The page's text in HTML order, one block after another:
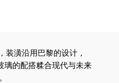
装潢沿用巴黎的设计，
璃的配搭糅合现代与未来